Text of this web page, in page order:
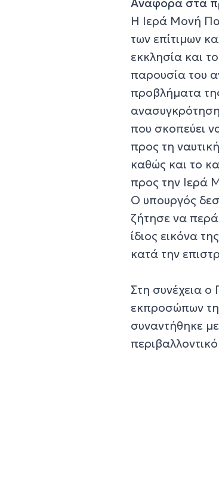
Η Ιερά Μονή
των επίτιμων
εκκλησία και
παρουσία του
προβλήματα
που σκοπεύει
προς τη
καθώς και το
προς την Ιερά
Ο υπουργός
ζήτησε να
ίδιος εικόνα
κατά την
Στη συνέχεια
εκπροσώπων
συναντήθηκε